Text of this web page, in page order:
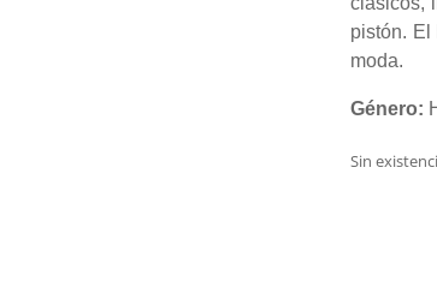
pistón. El
moda.
Género:
Sin